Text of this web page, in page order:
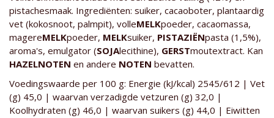
pistachesmaak. Ingrediënten: suiker, cacaoboter, plantaardig
vet (kokosnoot, palmpit), volleMELKpoeder, cacaomassa,
magereMELKpoeder, MELKsuiker, PISTAZIËNpasta (1,5%),
aroma's, emulgator (SOJAlecithine), GERSTmoutextract. Kan
HAZELNOTEN en andere NOTEN bevatten.
Voedingswaarde per 100 g: Energie (kJ/kcal) 2545/612 | Vet
(g) 45,0 | waarvan verzadigde vetzuren (g) 32,0 |
Koolhydraten (g) 46,0 | waarvan suikers (g) 44,0 | Eiwitten